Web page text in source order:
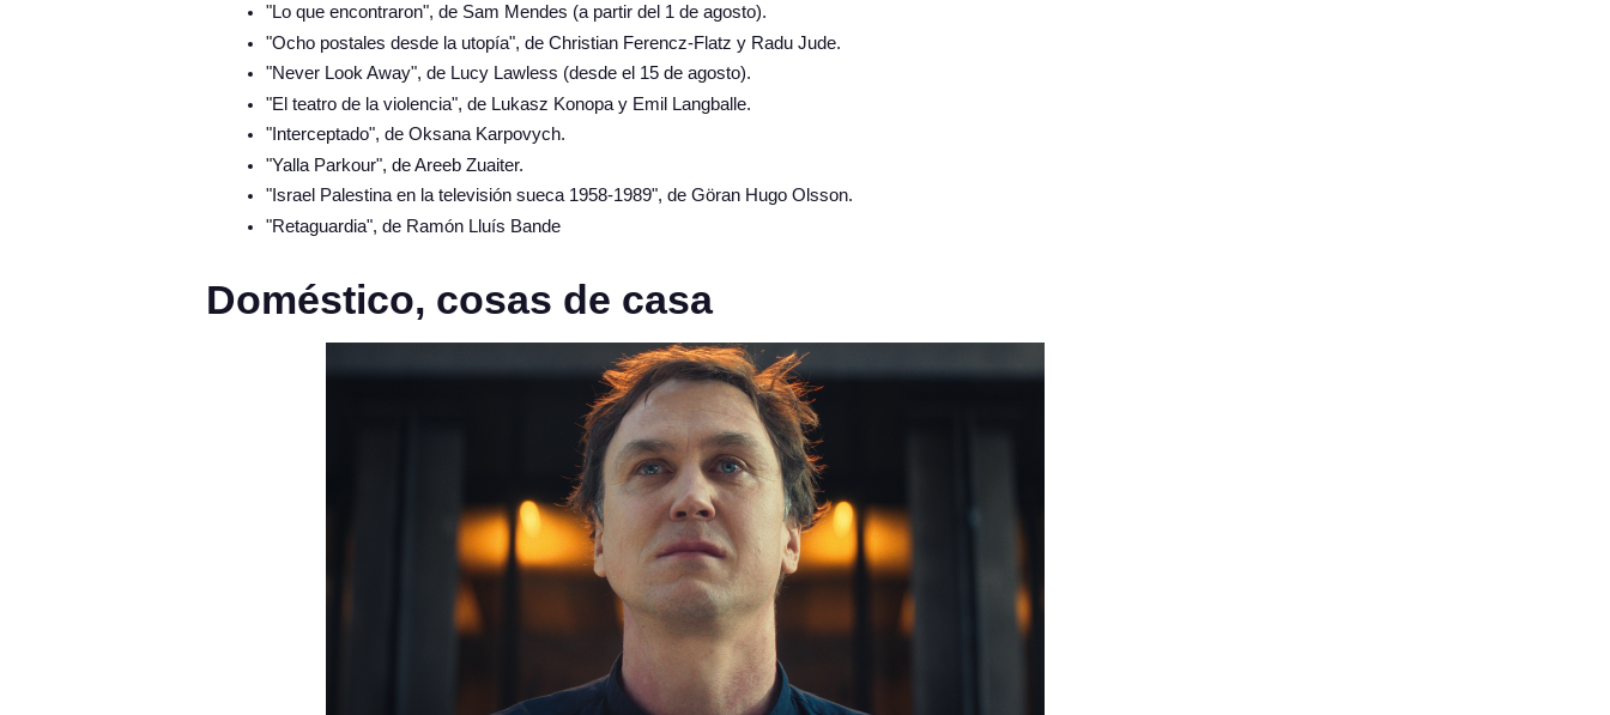
"Lo que encontraron", de Sam Mendes (a partir del 1 de agosto).
"Ocho postales desde la utopía", de Christian Ferencz-Flatz y Radu Jude.
"Never Look Away", de Lucy Lawless (desde el 15 de agosto).
"El teatro de la violencia", de Lukasz Konopa y Emil Langballe.
"Interceptado", de Oksana Karpovych.
"Yalla Parkour", de Areeb Zuaiter.
"Israel Palestina en la televisión sueca 1958-1989", de Göran Hugo Olsson.
"Retaguardia", de Ramón Lluís Bande
Doméstico, cosas de casa